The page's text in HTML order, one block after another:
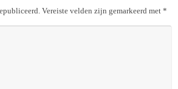
Vereiste velden zijn gemarkeerd met *